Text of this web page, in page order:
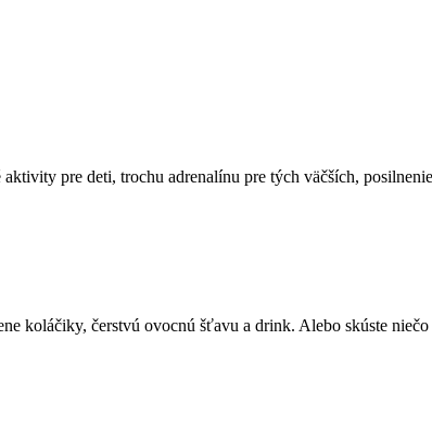
pre deti, trochu adrenalínu pre tých väčších,
koláčiky, čerstvú ovocnú šťavu a drink. Alebo skúste